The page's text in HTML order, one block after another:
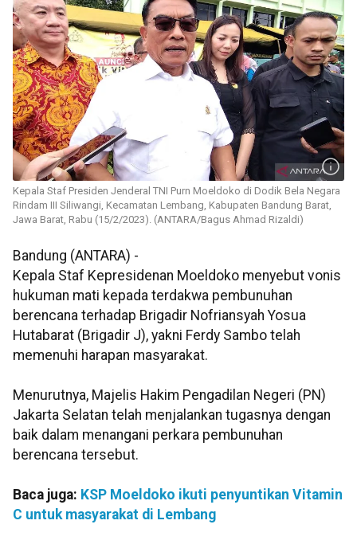
Kepala Staf Presiden Jenderal TNI Purn Moeldoko di Dodik Bela Negara
Rindam III Siliwangi, Kecamatan Lembang, Kabupaten Bandung Barat,
Jawa Barat, Rabu (15/2/2023). (ANTARA/Bagus Ahmad Rizaldi)
Bandung (ANTARA) -
Kepala Staf Kepresidenan Moeldoko menyebut vonis
hukuman mati kepada terdakwa pembunuhan
berencana terhadap Brigadir Nofriansyah Yosua
Hutabarat (Brigadir J), yakni Ferdy Sambo telah
memenuhi harapan masyarakat.
Menurutnya, Majelis Hakim Pengadilan Negeri (PN)
Jakarta Selatan telah menjalankan tugasnya dengan
baik dalam menangani perkara pembunuhan
berencana tersebut.
Baca juga: KSP Moeldoko ikuti penyuntikan Vitamin
C untuk masyarakat di Lembang